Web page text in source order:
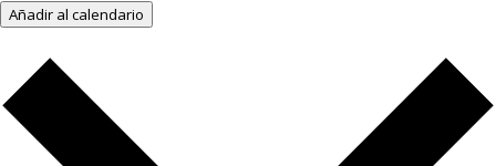
Añadir al calendario